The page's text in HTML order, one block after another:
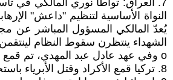
النواة الأساسية لتنظيم "داعش"
الشهداء ينتظرن سقوط النظام
o وفي عهد عادل عبد المهدي، تم قمع انتفاضة تشرين 2019 بوحشية.
8. تركيا قمع الأكراد وقتل الأبرياء باستخدام الجيش والطائرات، والطائرات المسيرة، والمدفعية، في جنوب شرق البلاد وفي العراق وسوريا.